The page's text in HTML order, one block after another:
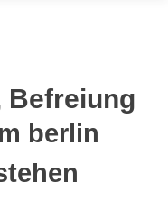
Befreiung
berlin